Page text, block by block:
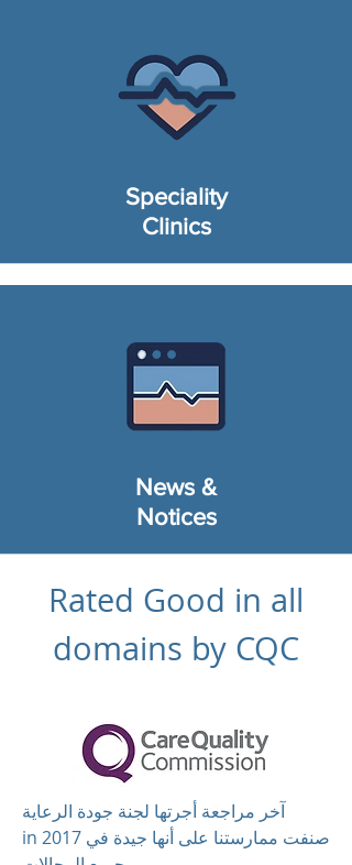
Speciality
Clinics
News &
Notices
Rated Good in all
domains by CQC
آخر مراجعة أجرتها لجنة جودة الرعاية
in 2017 صنفت ممارستنا على أنها جيدة في